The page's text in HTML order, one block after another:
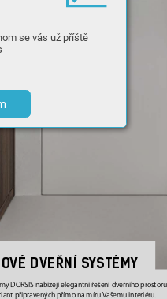
se vás už příště
VÉ DVEŘNÍ SYSTÉMY
㶣ešenídve㶣ního
㶣ipravenýchp㶣ímonamíruVašemuinteriéru.